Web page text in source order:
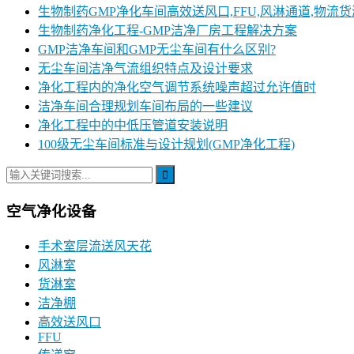
生物制药GMP净化车间高效送风口,FFU,风淋通道,物流
生物制药净化工程-GMP洁净厂房工程解决方案
GMP洁净车间和GMP无尘车间有什么区别?
无尘车间洁净气流组织特点及设计要求
净化工程内的净化空气调节系统噪声超过允许值时
洁净车间合理规划车间布局的一些建议
净化工程中的中低压管道安装说明
100级无尘车间标准与设计规划(GMP净化工程)
空气净化设备
手术室层流送风天花
风淋室
货淋室
洁净棚
高效送风口
FFU